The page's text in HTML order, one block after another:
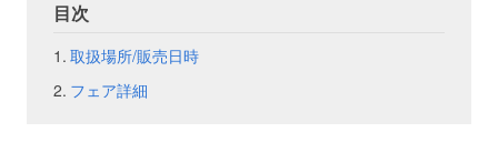
目次
取扱場所/販売日時
フェア詳細